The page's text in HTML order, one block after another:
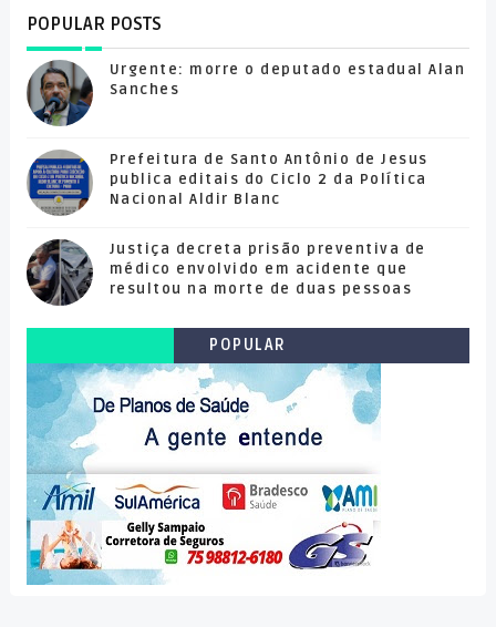
POPULAR POSTS
Urgente: morre o deputado estadual Alan
Sanches
Prefeitura de Santo Antônio de Jesus
publica editais do Ciclo 2 da Política
Nacional Aldir Blanc
Justiça decreta prisão preventiva de
médico envolvido em acidente que
resultou na morte de duas pessoas
POPULAR